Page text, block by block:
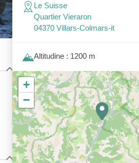
Le Suisse
Quartier Vieraron
04370 Villars-Colmars-it
Altitudine : 1200 m
+
−